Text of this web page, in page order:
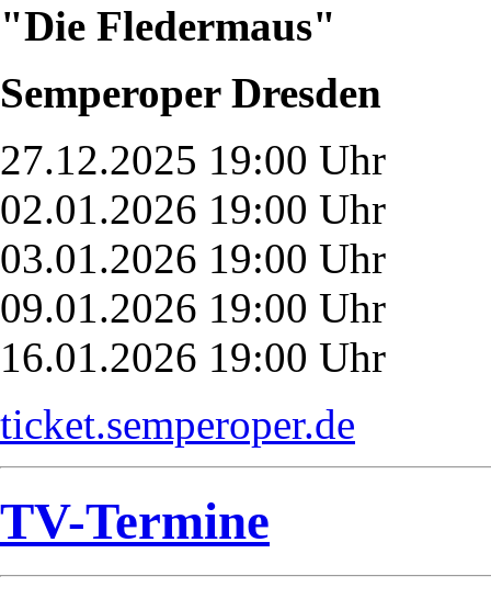
"Die Fledermaus"
Semperoper Dresden
27.12.2025 19:00 Uhr
02.01.2026 19:00 Uhr
03.01.2026 19:00 Uhr
09.01.2026 19:00 Uhr
16.01.2026 19:00 Uhr
ticket.semperoper.de
TV-Termine